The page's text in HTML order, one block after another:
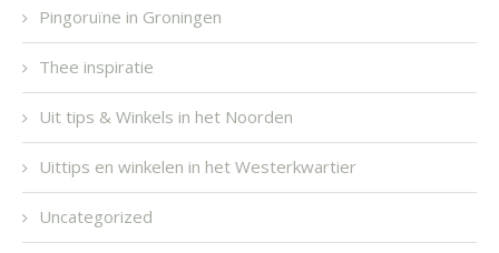
Pingoruïne in Groningen
Thee inspiratie
Uit tips & Winkels in het Noorden
Uittips en winkelen in het Westerkwartier
Uncategorized